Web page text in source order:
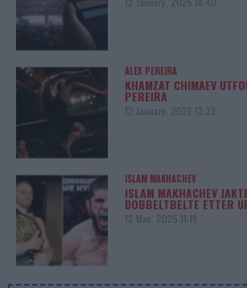
ALEX PEREIRA
KHAMZAT CHIMAEV
PEREIRA
12 January, 2026 13:23
ISLAM MAKHACHEV
ISLAM MAKHACHEV
DOBBELTBELTE ETTER
12 May, 2025 11:19